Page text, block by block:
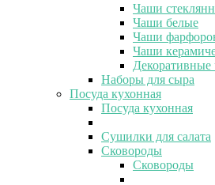
Чаши
Чаши белые
Чаши
Чаши
Декоративные
Наборы для сыра
Посуда кухонная
Посуда кухонная
Сушилки для салата
Сковороды
Сковороды